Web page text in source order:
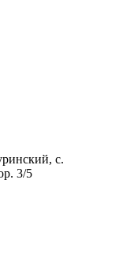
с.
3/5